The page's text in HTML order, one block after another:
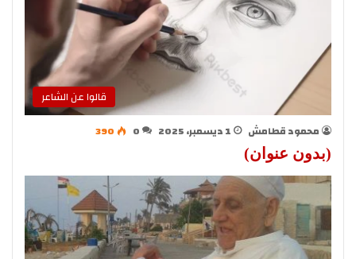
قالوا عن الشاعر
محمود قطامش 1 ديسمبر، 2025 0
390
(بدون عنوان)